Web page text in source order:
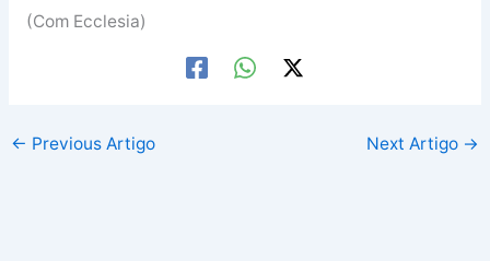
(Com Ecclesia)
← Previous Artigo Next Artigo →